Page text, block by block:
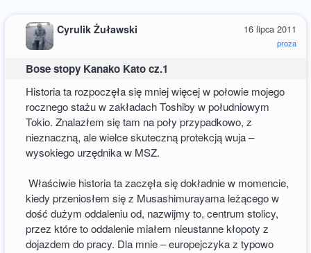
16 lipca 2011
proza
Cyrulik Żuławski
Bose stopy Kanako Kato cz.1
Historia ta rozpoczęła się mniej więcej w połowie mojego
rocznego stażu w zakładach Toshiby w południowym
Tokio. Znalazłem się tam na poły przypadkowo, z
nieznaczną, ale wielce skuteczną protekcją wuja –
wysokiego urzędnika w MSZ.
Właściwie historia ta zaczęła się dokładnie w momencie,
kiedy przeniosłem się z Musashimurayama leżącego w
dość dużym oddaleniu od, nazwijmy to, centrum stolicy,
przez które to oddalenie miałem nieustanne kłopoty z
dojazdem do pracy. Dla mnie – europejczyka z typowo